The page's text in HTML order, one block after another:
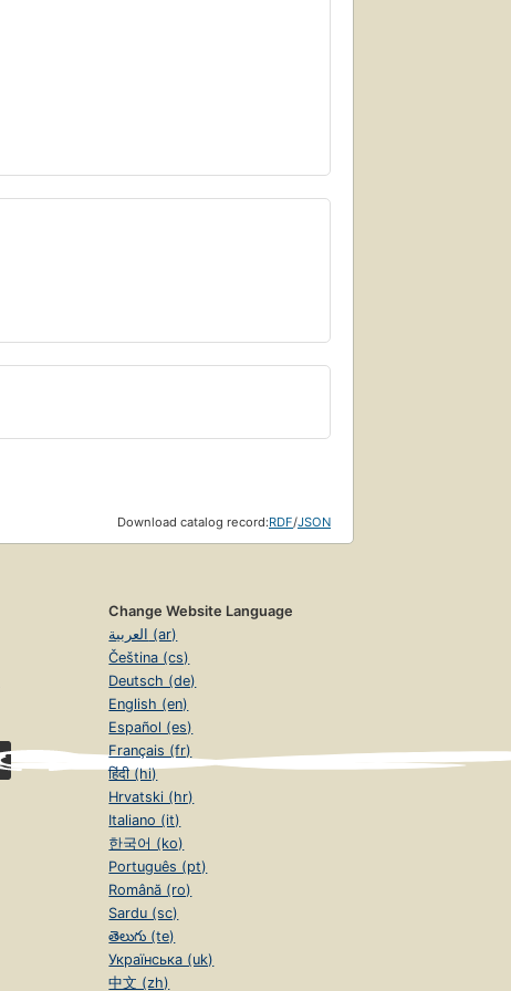
Download catalog record:RDF/JSON
Change Website Language
العربية (ar)
Čeština (cs)
Deutsch (de)
English (en)
Español (es)
Français (fr)
हिंदी (hi)
Hrvatski (hr)
Italiano (it)
한국어 (ko)
Português (pt)
Română (ro)
Sardu (sc)
తెలుగు (te)
Українська (uk)
中文 (zh)